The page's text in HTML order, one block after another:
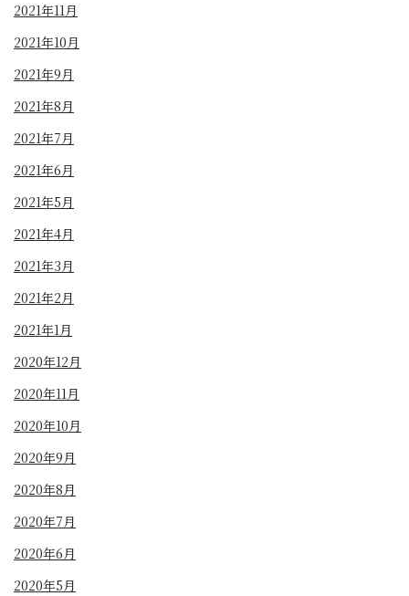
2021年11月
2021年10月
2021年9月
2021年8月
2021年7月
2021年6月
2021年5月
2021年4月
2021年3月
2021年2月
2021年1月
2020年12月
2020年11月
2020年10月
2020年9月
2020年8月
2020年7月
2020年6月
2020年5月